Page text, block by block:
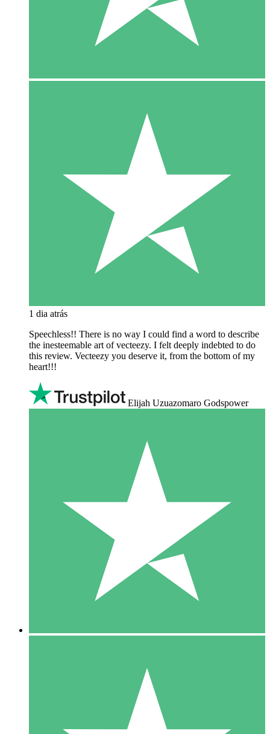
1 dia atrás
Speechless!! There is no way I could find a word to describe
the inesteemable art of vecteezy. I felt deeply indebted to do
this review. Vecteezy you deserve it, from the bottom of my
heart!!!
Elijah Uzuazomaro Godspower